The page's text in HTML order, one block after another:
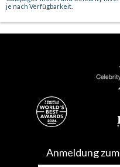
je nach Verfügbarkeit.
Anmeldung